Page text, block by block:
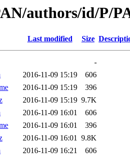
authors/id/P/
Last modified Size
-
2016-11-09 15:19
606
2016-11-09 15:19
396
2016-11-09 15:19 9.7K
2016-11-09 16:01
606
2016-11-09 16:01
396
2016-11-09 16:01 9.8K
2016-11-09 16:21
606